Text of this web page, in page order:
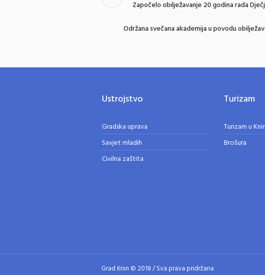
Započelo obilježavanje 20 godina rada
Održana svečana akademija u povodu
Ustrojstvo
Gradska uprava
Savjet mladih
Civilna zaštita
Turizam
Turizam u
Brošura
Grad Knin © 2018 / Sva prava pridržana